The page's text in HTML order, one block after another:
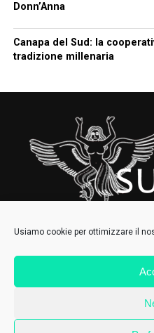
Usiamo cookie per ottimizzare il
Donn’Anna
Canapa del Sud: la
tradizione millenaria